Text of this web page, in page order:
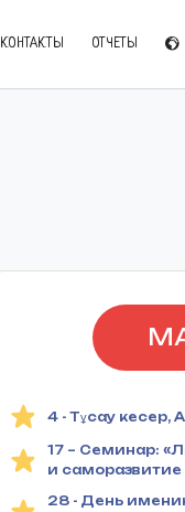
КОНТАКТЫ ОТЧЕТЫ
4 - Тұсау кесер,
17 – Семинар:
и саморазвитие
28 - День